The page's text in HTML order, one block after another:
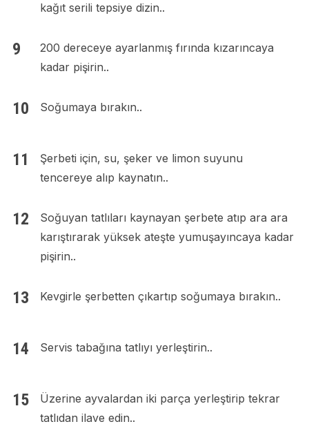
kağıt serili tepsiye dizin..
200 dereceye ayarlanmış fırında kızarıncaya
kadar pişirin..
Soğumaya bırakın..
Şerbeti için, su, şeker ve limon suyunu
tencereye alıp kaynatın..
Soğuyan tatlıları kaynayan şerbete atıp ara ara
karıştırarak yüksek ateşte yumuşayıncaya kadar
pişirin..
Kevgirle şerbetten çıkartıp soğumaya bırakın..
Servis tabağına tatlıyı yerleştirin..
Üzerine ayvalardan iki parça yerleştirip tekrar
tatlıdan ilave edin..